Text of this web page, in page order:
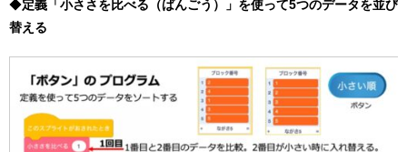
◆定義「小ささを比べる（ばんごう）」を使って5つのデータを並び
替える